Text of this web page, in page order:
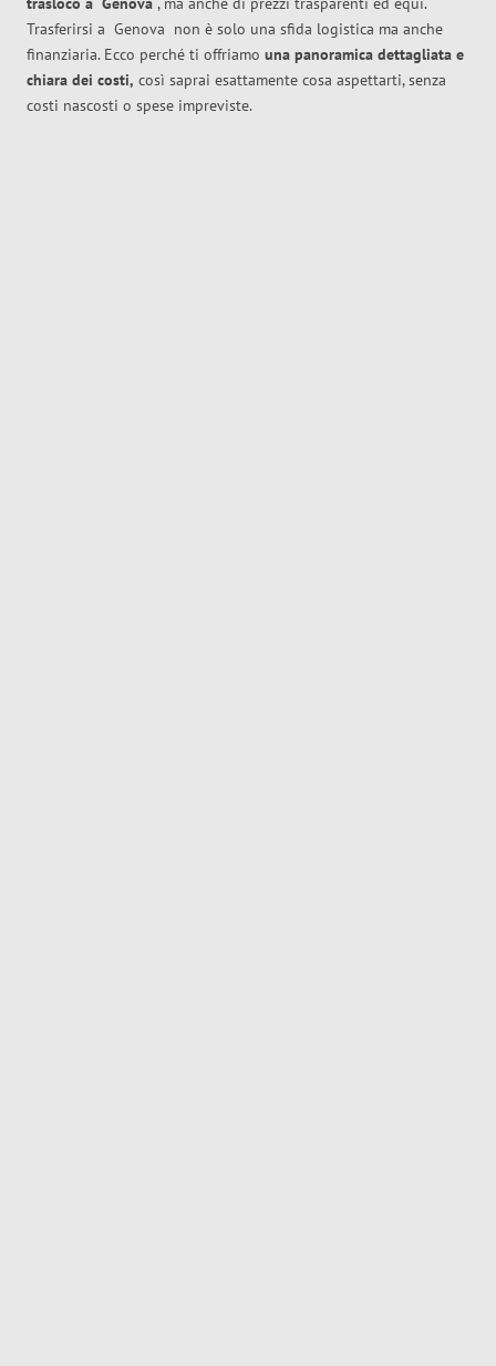
Trasferirsi a Genova non è solo una sfida logistica ma anche
finanziaria. Ecco perché ti offriamo una panoramica dettagliata e
chiara dei costi, così saprai esattamente cosa aspettarti, senza
costi nascosti o spese impreviste.